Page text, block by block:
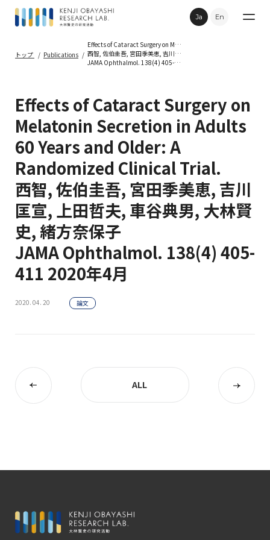
Publications
Topics
Movie
Contact
Privacy Policy
Ja En
トップ Publications
Effects of Cataract Surgery on Melatonin Secretion in Adults 60 Years and Older: A Randomized Clinical Trial.
西智, 佐伯圭吾, 宮田季美恵, 吉川匡宣, 上田哲夫, 車谷典男, 大林賢史, 緒方奈保子
JAMA Ophthalmol. 138(4) 405-411 2020年4月
Effects of Cataract Surgery on
Melatonin Secretion in Adults
60 Years and Older: A
Randomized Clinical Trial.
西智, 佐伯圭吾, 宮田季美恵, 吉川
匡宣, 上田哲夫, 車谷典男, 大林賢
史, 緒方奈保子
JAMA Ophthalmol. 138(4) 405-
411 2020年4月
2020. 04. 20 論文
ALL